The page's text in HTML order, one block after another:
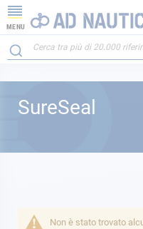
MENU
SureSeal
Non è stato trovato